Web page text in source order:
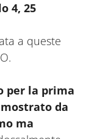
4, 25
a queste
per la prima
da
ma